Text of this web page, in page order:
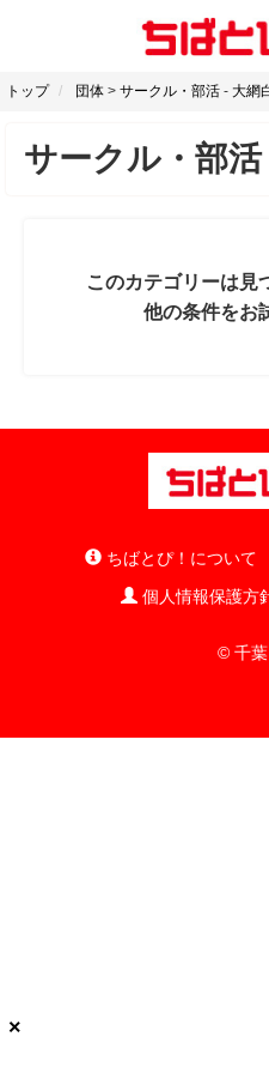
トップ 団体 > サークル・部活 - 大網
サークル・部活
このカテゴリーは見
他の条件をお
ちばとぴ！について
個人情報保護方
© 千
×